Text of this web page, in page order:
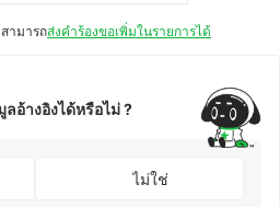
ามารถส่งคำร้องขอเพิ่มในรายการได้
อ้างอิงได้หรือไม่ ?
ไม่ใช่